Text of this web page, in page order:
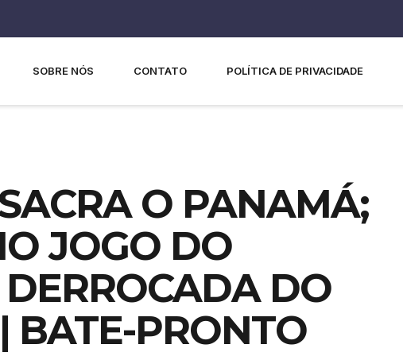
SOBRE NÓS CONTATO POLÍTICA DE PRIVACIDADE
O PANAMÁ;
JOGO DO
DO
BATE-PRONTO